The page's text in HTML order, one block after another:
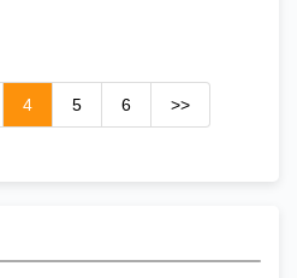
4 5 6 >>